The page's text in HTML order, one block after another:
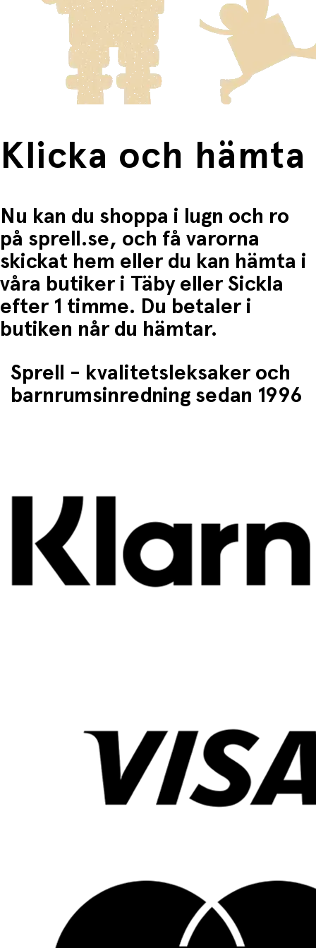
Öppningsbara fönsterluckor
Stimulerar rollek, fantasi och social utveckling
Tillverkat av FSC®-certifierat trä – säkert och
hållbart
Specifikationer:
Rekommenderad ålder: Från 3 år
Inkluderar: Dockhus, 20 möbler
skickas med Posten/Brings tjänst
Home Delivery
. Detta
innebär en högre fraktkostnad.
Produkter som omfattas av detta är tydligt märkta, och
frakten för dessa varor visas i kassan.
Fri frakt när du handlar för mer än 1500:-
Du betalar när du hämtar varorna i butiken.
Klicka och hämta
Nu kan du shoppa i lugn och ro
på sprell.se, och få varorna
skickat hem eller du kan hämta i
våra butiker i Täby eller Sickla
efter 1 timme. Du betaler i
butiken når du hämtar.
Sprell - kvalitetsleksaker och
barnrumsinredning sedan 1996